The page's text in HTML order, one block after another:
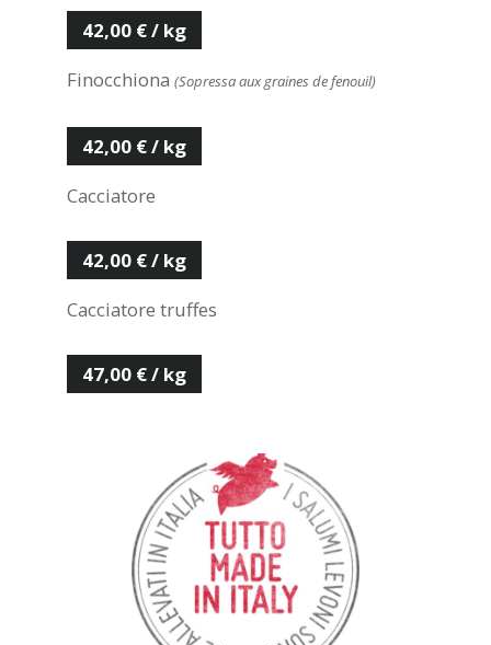
42,00 € / kg
Finocchiona (Sopressa aux graines de fenouil)
42,00 € / kg
Cacciatore
42,00 € / kg
Cacciatore truffes
47,00 € / kg